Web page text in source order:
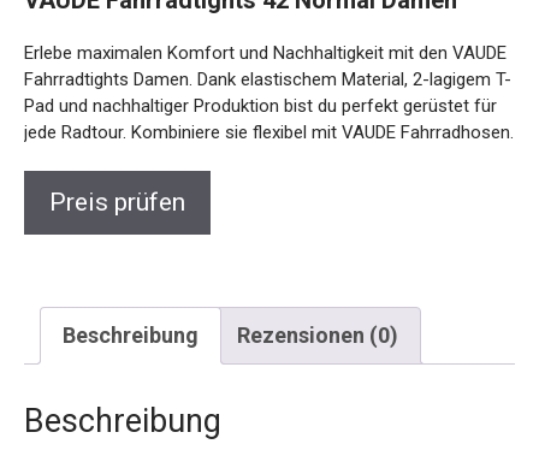
VAUDE Fahrradtights Damen. Dank elastischem Material, 2-
lagigem T-Pad und nachhaltiger Produktion bist du perfekt
gerüstet für jede Radtour. Kombiniere sie flexibel mit VAUDE
Fahrradhosen.
Preis prüfen
Beschreibung Rezensionen (0)
Beschreibung